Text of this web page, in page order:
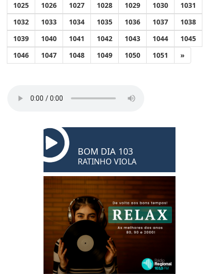
1025
1026 1027 1028 1029 1030
1031
1032
1033 1034 1035 1036 1037
1038
1039
1040 1041 1042 1043 1044
1045
1046
1047 1048 1049 1050 1051 »
BOM DIA 103
RATINHO VIOLA